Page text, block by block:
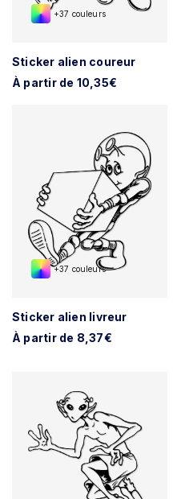
+37 couleurs
Sticker alien coureur
À partir de 10,35€
+37 couleurs
Sticker alien livreur
À partir de 8,37€